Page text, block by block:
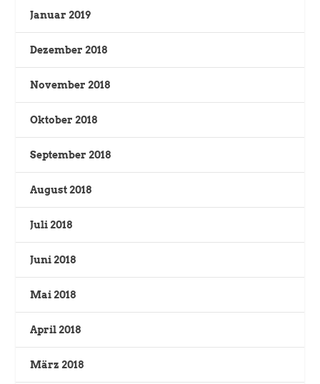
Januar 2019
Dezember 2018
November 2018
Oktober 2018
September 2018
August 2018
Juli 2018
Juni 2018
Mai 2018
April 2018
März 2018